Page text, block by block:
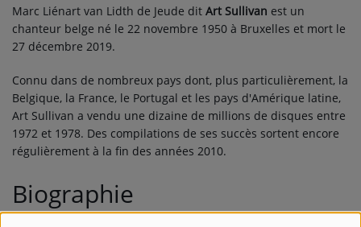
Marc Liénart van Lidth de Jeude dit Art Sullivan est un
chanteur belge né le 22 novembre 1950 à Bruxelles et mort le
27 décembre 2019.
Connu dans de nombreux pays dont, plus particulièrement, la
Belgique, la France, le Portugal et les pays d'Amérique latine,
Art Sullivan a vendu une dizaine de millions de disques entre
1972 et 1978. Des compilations de ses succès sortent encore
régulièrement à la fin des années 2010.
Biographie